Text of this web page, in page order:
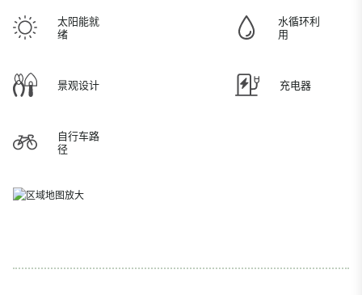
太阳能就
绪
水循环利
用
景观设计 充电器
自行车路
径